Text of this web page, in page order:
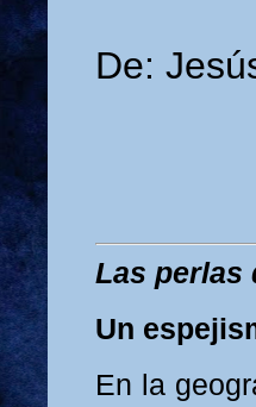
De:
Las perlas
Un
En la